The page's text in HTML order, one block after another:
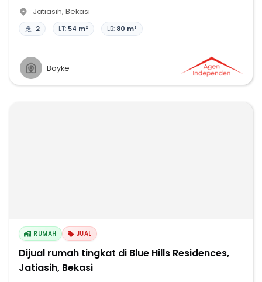
Jatiasih, Bekasi
2 LT: 54 m² LB: 80 m²
Boyke
RUMAH JUAL
Dijual rumah tingkat di Blue Hills Residences,
Jatiasih, Bekasi